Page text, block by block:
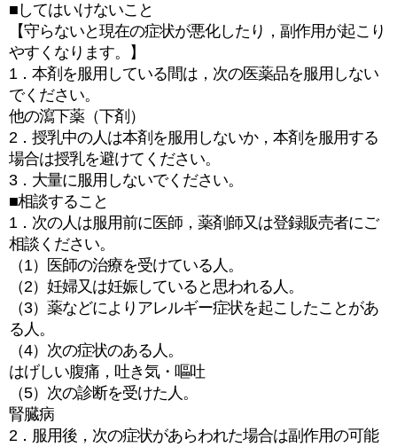
■してはいけないこと
【守らないと現在の症状が悪化したり，副作用が起こり
やすくなります。】
1．本剤を服用している間は，次の医薬品を服用しない
でください。
他の瀉下薬（下剤）
2．授乳中の人は本剤を服用しないか，本剤を服用する
場合は授乳を避けてください。
3．大量に服用しないでください。
■相談すること
1．次の人は服用前に医師，薬剤師又は登録販売者にご
相談ください。
（1）医師の治療を受けている人。
（2）妊婦又は妊娠していると思われる人。
（3）薬などによりアレルギー症状を起こしたことがあ
る人。
（4）次の症状のある人。
はげしい腹痛，吐き気・嘔吐
（5）次の診断を受けた人。
腎臓病
2．服用後，次の症状があらわれた場合は副作用の可能